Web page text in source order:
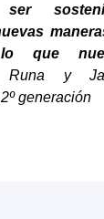
ser
que
Runa y
generación